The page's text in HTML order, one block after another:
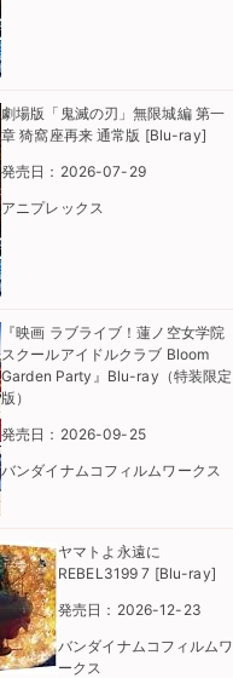
劇場版「鬼滅の刃」無限城編 第一
章 猗窩座再来 通常版 [Blu-ray]
発売日：2026-07-29
アニプレックス
『映画 ラブライブ！蓮ノ空女学院
スクールアイドルクラブ Bloom
Garden Party』Blu-ray（特装限定
版）
発売日：2026-09-25
バンダイナムコフィルムワークス
ヤマトよ永遠に
REBEL3199 7 [Blu-ray]
発売日：2026-12-23
バンダイナムコフィルムワ
ークス